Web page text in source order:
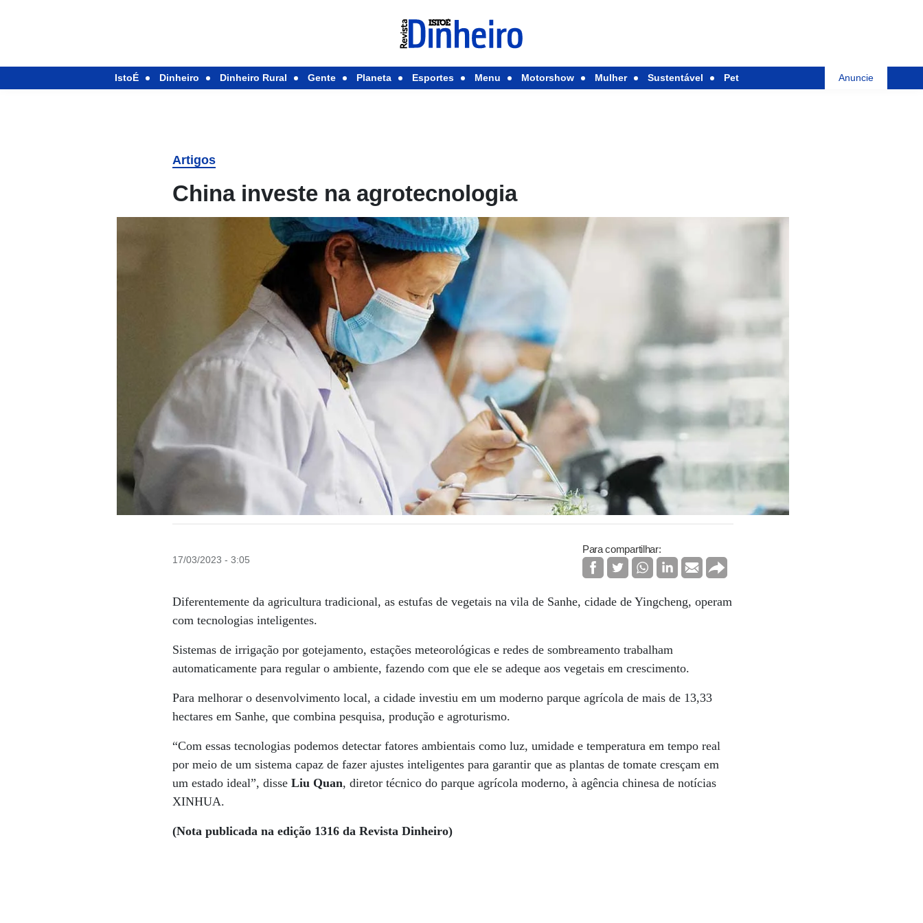
IstoÉ Dinheiro Dinheiro Rural Gente Planeta Esportes Menu Motorshow Mulher Sustentável Pet Anuncie
Artigos
China investe na agrotecnologia
17/03/2023 - 3:05
Para compartilhar:
Diferentemente da agricultura tradicional, as estufas de vegetais na vila de Sanhe, cidade de Yingcheng, operam
com tecnologias inteligentes.
Sistemas de irrigação por gotejamento, estações meteorológicas e redes de sombreamento trabalham
automaticamente para regular o ambiente, fazendo com que ele se adeque aos vegetais em crescimento.
Para melhorar o desenvolvimento local, a cidade investiu em um moderno parque agrícola de mais de 13,33
hectares em Sanhe, que combina pesquisa, produção e agroturismo.
“Com essas tecnologias podemos detectar fatores ambientais como luz, umidade e temperatura em tempo real
por meio de um sistema capaz de fazer ajustes inteligentes para garantir que as plantas de tomate cresçam em
um estado ideal”, disseLiu Quan, diretor técnico do parque agrícola moderno, à agência chinesa de notícias
XINHUA.
(Nota publicada na edição 1316 da Revista Dinheiro)